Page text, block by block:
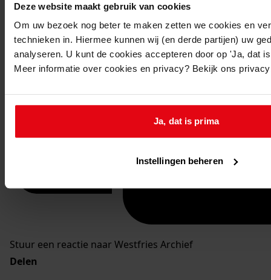
Deze website maakt gebruik van cookies
Om uw bezoek nog beter te maken zetten we cookies en
technieken in. Hiermee kunnen wij (en derde partijen) uw
analyseren. U kunt de cookies accepteren door op 'Ja, dat
Meer informatie over cookies en privacy? Bekijk ons
Ja, dat is prima
Instellingen beheren
Stuur een reactie naar Westfries Archief
Delen